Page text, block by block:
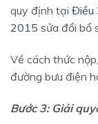
quy định tại Điều
2015 sửa đổi bổ
Về cách thức
đường bưu điện
Bước 3: Giải